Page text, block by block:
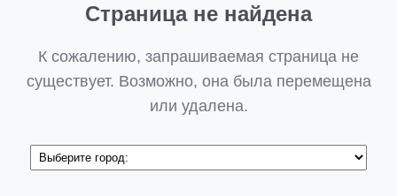
Страница не найдена
К сожалению, запрашиваемая страница не
существует. Возможно, она была перемещена
или удалена.